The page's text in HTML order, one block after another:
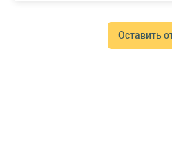
окружили заботой. Таким
пансионат для пожилых
соседнем районе, поэтому
Оставить